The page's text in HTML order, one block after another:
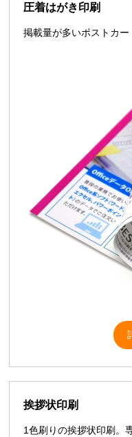
圧着はがき印刷
掲載量が多いポストカー
挨拶状印刷
1色刷りの挨拶状印刷。